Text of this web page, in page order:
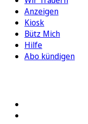
Anzeigen
Kiosk
Bütz Mich
Hilfe
Abo kündigen